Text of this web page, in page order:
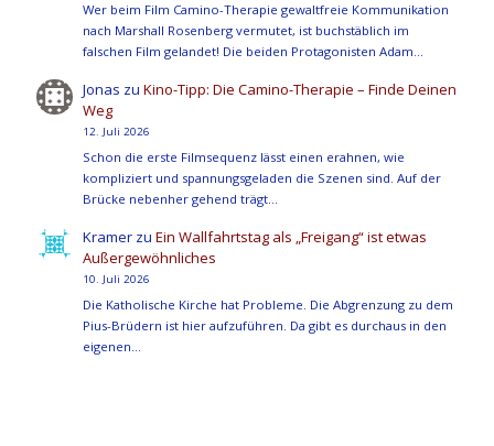
Wer beim Film Camino-Therapie gewaltfreie Kommunikation
nach Marshall Rosenberg vermutet, ist buchstäblich im
falschen Film gelandet! Die beiden Protagonisten Adam…
Jonas zuKino-Tipp: Die Camino-Therapie – Finde Deinen
Weg
12. Juli 2026
Schon die erste Filmsequenz lässt einen erahnen, wie
kompliziert und spannungsgeladen die Szenen sind. Auf der
Brücke nebenher gehend trägt…
Kramer zuEin Wallfahrtstag als „Freigang“ ist etwas
Außergewöhnliches
10. Juli 2026
Die Katholische Kirche hat Probleme. Die Abgrenzung zu dem
Pius-Brüdern ist hier aufzuführen. Da gibt es durchaus in den
eigenen…